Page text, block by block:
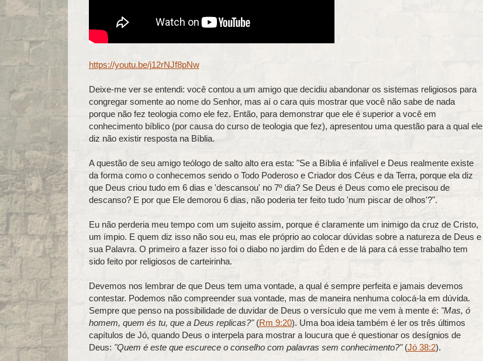
https://youtu.be/j12rNJf8pNw
Deixe-me ver se entendi: você contou a um amigo que decidiu abandonar os sistemas religiosos para
congregar somente ao nome do Senhor, mas aí o cara quis mostrar que você não sabe de nada
porque não fez teologia como ele fez. Então, para demonstrar que ele é superior a você em
conhecimento bíblico (por causa do curso de teologia que fez), apresentou uma questão para a qual ele
diz não existir resposta na Bíblia.
A questão de seu amigo teólogo de salto alto era esta: "Se a Bíblia é infalível e Deus realmente existe
da forma como o conhecemos sendo o Todo Poderoso e Criador dos Céus e da Terra, porque ela diz
que Deus criou tudo em 6 dias e 'descansou' no 7º dia? Se Deus é Deus como ele precisou de
descanso? E por que Ele demorou 6 dias, não poderia ter feito tudo 'num piscar de olhos'?".
Eu não perderia meu tempo com um sujeito assim, porque é claramente um inimigo da cruz de Cristo,
um ímpio. E quem diz isso não sou eu, mas ele próprio ao colocar dúvidas sobre a natureza de Deus e
sua Palavra. O primeiro a fazer isso foi o diabo no jardim do Éden e de lá para cá esse trabalho tem
sido feito por religiosos de carteirinha.
Devemos nos lembrar de que Deus tem uma vontade, a qual é sempre perfeita e jamais devemos
contestar. Podemos não compreender sua vontade, mas de maneira nenhuma colocá-la em dúvida.
Sempre que penso na possibilidade de duvidar de Deus o versículo que me vem à mente é: "Mas, ó
homem, quem és tu, que a Deus replicas?"(Rm 9:20). Uma boa ideia também é ler os três últimos
capítulos de Jó, quando Deus o interpela para mostrar a loucura que é questionar os desígnios de
Deus: "Quem é este que escurece o conselho com palavras sem conhecimento?"(Jó 38:2).